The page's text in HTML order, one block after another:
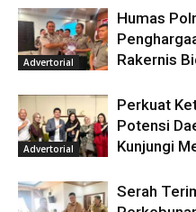
Advertorial
Humas
Rakernis
Advertorial
Perkuat
Potensi
Kunjungi
Serah